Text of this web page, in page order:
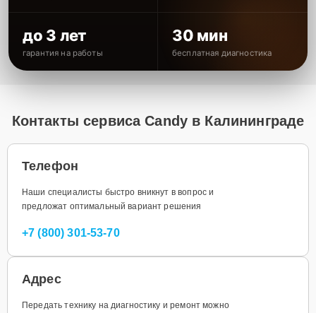
до 3 лет
гарантия на работы
30 мин
бесплатная диагностика
Контакты сервиса Candy в Калининграде
Телефон
Наши специалисты быстро вникнут в вопрос и
предложат оптимальный вариант решения
+7 (800) 301-53-70
Адрес
Передать технику на диагностику и ремонт можно